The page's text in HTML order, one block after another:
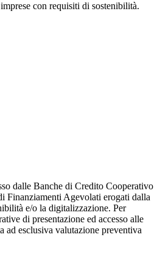
con requisiti di sostenibilità.
dalle Banche di Credito Cooperativo
Finanziamenti Agevolati erogati dalla
e/o la digitalizzazione. Per
di presentazione ed accesso alle
ad esclusiva valutazione preventiva